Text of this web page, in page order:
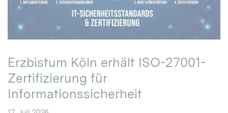
Erzbistum Köln erhält ISO-27001-
Zertifizierung für
Informationssicherheit